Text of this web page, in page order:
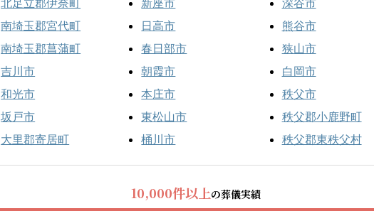
北足立郡伊奈町
南埼玉郡宮代町
南埼玉郡菖蒲町
吉川市
和光市
坂戸市
大里郡寄居町
新座市
日高市
春日部市
朝霞市
本庄市
東松山市
桶川市
深谷市
熊谷市
狭山市
白岡市
秩父市
秩父郡小鹿野町
秩父郡東秩父村
10,000件以上の葬儀実績